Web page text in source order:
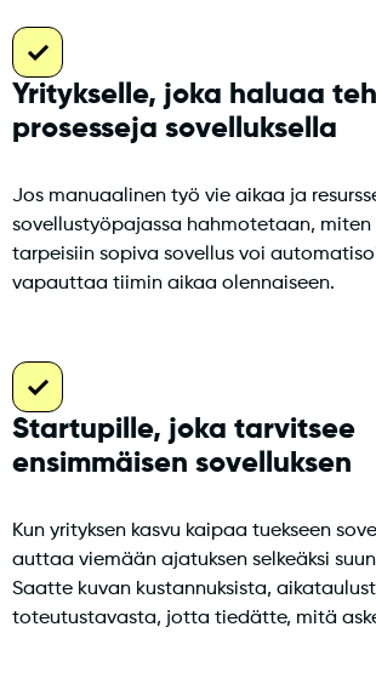
Yritykselle, joka haluaa
prosesseja sovelluksella
Jos manuaalinen työ vie aikaa ja
sovellustyöpajassa hahmotetaan, miten
tarpeisiin sopiva sovellus voi
vapauttaa tiimin aikaa olennaiseen.
Startupille, joka tarvitsee
ensimmäisen sovelluksen
Kun yrityksen kasvu kaipaa tuekseen
auttaa viemään ajatuksen selkeäksi
Saatte kuvan kustannuksista,
toteutustavasta, jotta tiedätte, mitä